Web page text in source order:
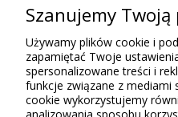
Opinie o produkcie
Tylko zarejestrowani klienci
używali ten produkt, mogą
gwiazdkach (do 5) jest średnią
Szanujemy
Używamy plików cookie i
zapamiętać Twoje
spersonalizowane treści i
funkcje związane z mediami
cookie wykorzystujemy